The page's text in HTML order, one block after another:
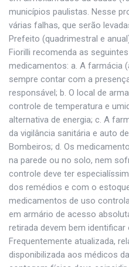
municípios paulistas. Nesse
várias falhas, que serão
Prefeito (quadrimestral e
Fiorilli recomenda as
medicamentos: a. A farmácia
sempre contar com a
responsável; b. O local de
controle de temperatura e
alternativa de energia; c. A
da vigilância sanitária e auto
Bombeiros; d. Os
na parede ou no solo, nem
controle deve ter
dos remédios e com o
medicamentos de uso
em armário de acesso
retirada devem bem identificar
Frequentemente atualizada,
disponibilizada aos médicos